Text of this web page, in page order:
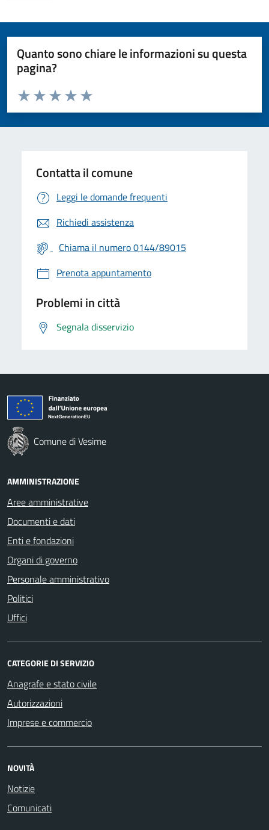
Quanto sono chiare le informazioni su questa
pagina?
Valuta da 1 a 5 stelle la pagina
Valuta 5 stelle su 5
Valuta 4 stelle su 5
Valuta 3 stelle su 5
Valuta 2 stelle su 5
Valuta 1 stelle su 5
Contatta il comune
Leggi le domande frequenti
Richiedi assistenza
Chiama il numero 0144/89015
Prenota appuntamento
Problemi in città
Segnala disservizio
Comune di Vesime
AMMINISTRAZIONE
Aree amministrative
Documenti e dati
Enti e fondazioni
Organi di governo
Personale amministrativo
Politici
Uffici
CATEGORIE DI SERVIZIO
Anagrafe e stato civile
Autorizzazioni
Imprese e commercio
NOVITÀ
Notizie
Comunicati